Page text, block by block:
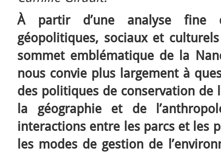
À partir d’une analyse fine
géopolitiques, sociaux et
sommet emblématique de la
nous convie plus largement à
des politiques de conservation de
la géographie et de
interactions entre les parcs et les
les modes de gestion de